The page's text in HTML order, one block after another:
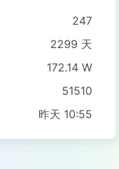
247
2299 天
172.14 W
51510
昨天 10:55